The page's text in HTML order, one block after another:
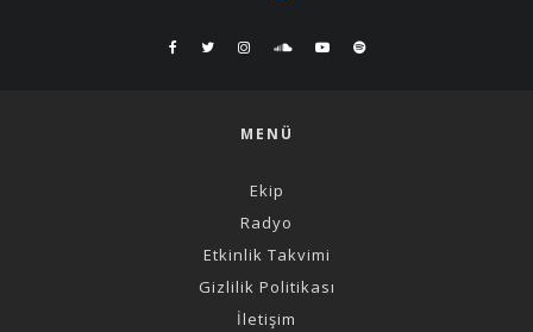
MENÜ
Ekip
Radyo
Etkinlik Takvimi
Gizlilik Politikası
İletişim